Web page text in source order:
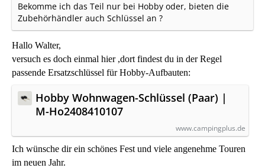
Bekomme ich das Teil nur bei Hobby oder, bieten die
Zubehörhändler auch Schlüssel an ?
Hallo Walter,
versuch es doch einmal hier ,dort findest du in der Regel
passende Ersatzschlüssel für Hobby-Aufbauten:
Hobby Wohnwagen-Schlüssel (Paar) |
M-Ho2408410107
www.campingplus.de
Ich wünsche dir ein schönes Fest und viele angenehme Touren
im neuen Jahr.